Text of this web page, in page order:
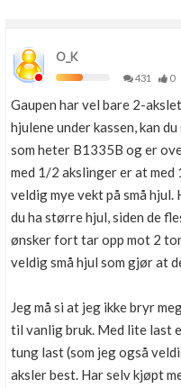
O_K
431
0
Gaupen har vel bare 2-
hjulene under kassen, kan
som heter B1335B og er
med 1/2 akslinger er at med
veldig mye vekt på små hjul.
du ha større hjul, siden de
ønsker fort tar opp mot 2
veldig små hjul som gjør at
Jeg må si at jeg ikke bryr
til vanlig bruk. Med lite last
tung last (som jeg også
aksler best. Har selv kjøpt